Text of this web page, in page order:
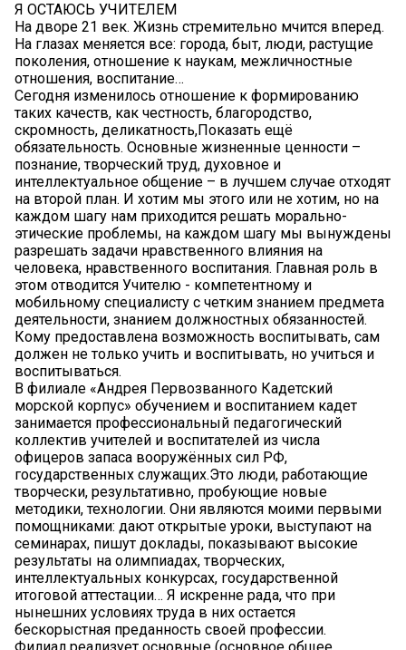
Я ОСТАЮСЬ УЧИТЕЛЕМ
На дворе 21 век. Жизнь стремительно мчится вперед.
На глазах меняется все: города, быт, люди, растущие
поколения, отношение к наукам, межличностные
отношения, воспитание…
Сегодня изменилось отношение к формированию
таких качеств, как честность, благородство,
скромность, деликатность,Показать ещё
обязательность. Основные жизненные ценности –
познание, творческий труд, духовное и
интеллектуальное общение – в лучшем случае отходят
на второй план. И хотим мы этого или не хотим, но на
каждом шагу нам приходится решать морально-
этические проблемы, на каждом шагу мы вынуждены
разрешать задачи нравственного влияния на
человека, нравственного воспитания. Главная роль в
этом отводится Учителю - компетентному и
мобильному специалисту с четким знанием предмета
деятельности, знанием должностных обязанностей.
Кому предоставлена возможность воспитывать, сам
должен не только учить и воспитывать, но учиться и
воспитываться.
В филиале «Андрея Первозванного Кадетский
морской корпус» обучением и воспитанием кадет
занимается профессиональный педагогический
коллектив учителей и воспитателей из числа
офицеров запаса вооружённых сил РФ,
государственных служащих.Это люди, работающие
творчески, результативно, пробующие новые
методики, технологии. Они являются моими первыми
помощниками: дают открытые уроки, выступают на
семинарах, пишут доклады, показывают высокие
результаты на олимпиадах, творческих,
интеллектуальных конкурсах, государственной
итоговой аттестации… Я искренне рада, что при
нынешних условиях труда в них остается
бескорыстная преданность своей профессии.